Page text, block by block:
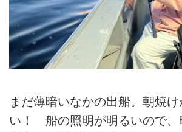
まだ薄暗いなかの出船。朝焼
い！ 船の照明が明るいので、